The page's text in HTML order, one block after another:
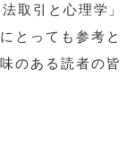
取引と心理学」
とっても参考と
のある読者の皆